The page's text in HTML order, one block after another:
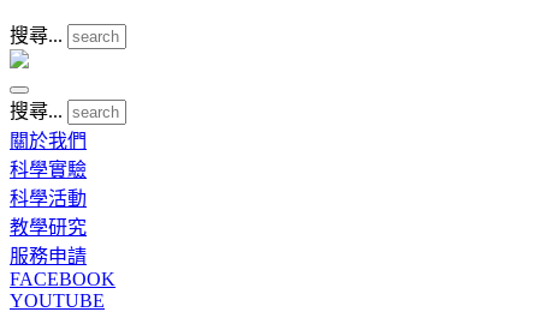
搜尋...
搜尋...
關於我們
科學實驗
科學活動
教學研究
服務申請
FACEBOOK
YOUTUBE